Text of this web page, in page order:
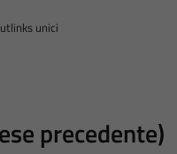
precedente)